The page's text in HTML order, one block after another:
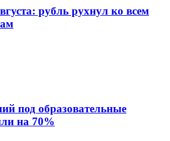
рубль рухнул ко всем
под образовательные
на 70%